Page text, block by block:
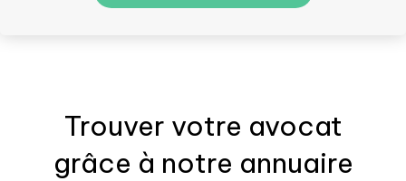
Trouver votre avocat
grâce à notre annuaire